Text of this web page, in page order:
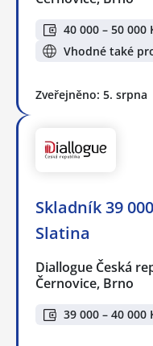
40 000 – 50 000
Vhodné také
Zveřejněno: 5. srpna
Skladník 39
Slatina
Diallogue Česká
Černovice, Brno
39 000 – 40 000